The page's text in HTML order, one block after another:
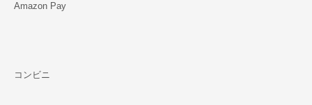
Amazon Pay
コンビニ